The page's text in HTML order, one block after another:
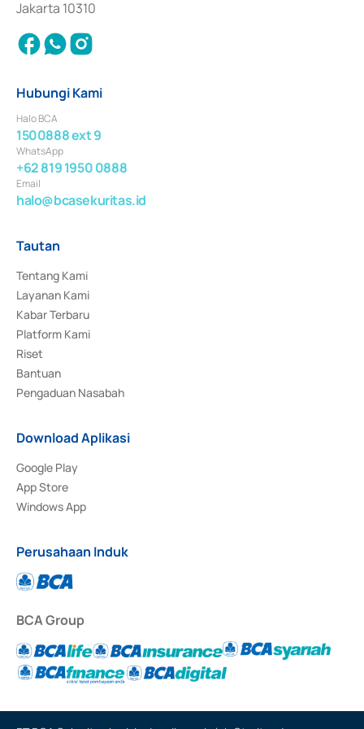
Jakarta 10310
Hubungi Kami
Halo BCA
1500888 ext 9
WhatsApp
+62 819 1950 0888
Email
halo@bcasekuritas.id
Tautan
Tentang Kami
Layanan Kami
Kabar Terbaru
Platform Kami
Riset
Bantuan
Pengaduan Nasabah
Download Aplikasi
Google Play
App Store
Windows App
Perusahaan Induk
BCA Group